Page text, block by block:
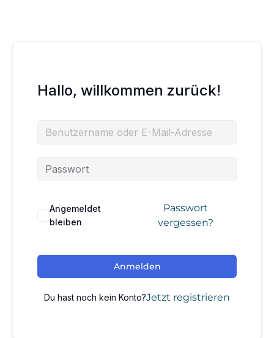
Hallo, willkommen zurück!
Angemeldet
bleiben
Passwort
vergessen?
Anmelden
Du hast noch kein Konto?Jetzt registrieren